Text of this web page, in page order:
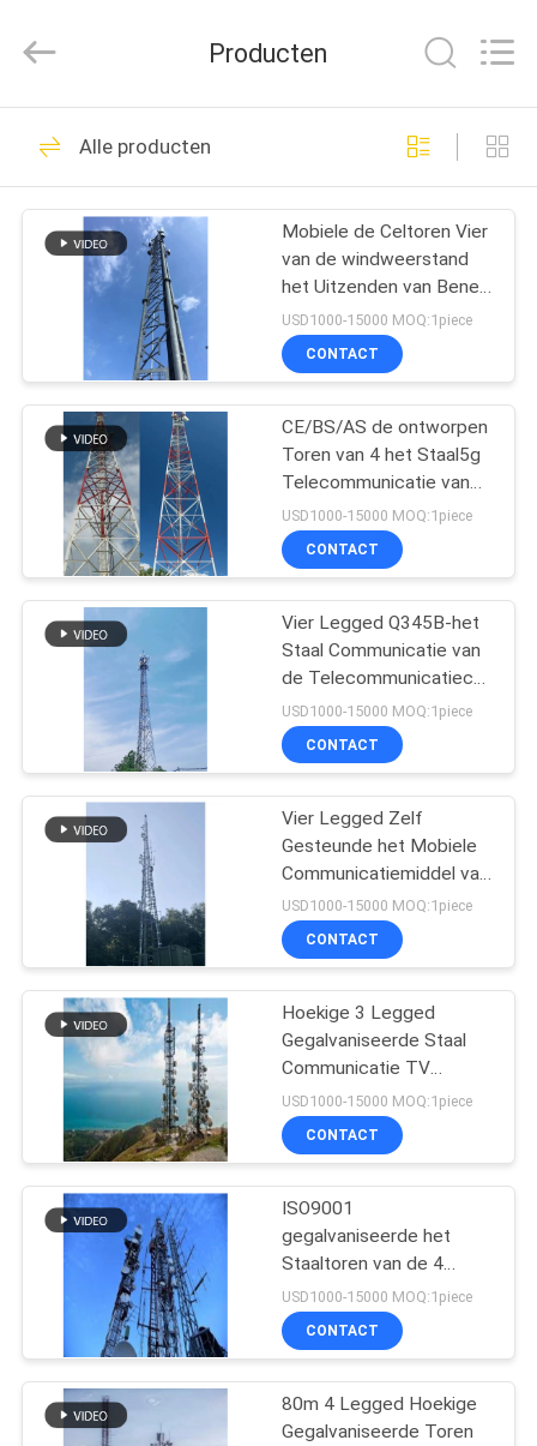
HUIS
PRODUCTEN
ONGEVEER
FABRIEKSREIS
KWALITEITSCONTROLE
CONTACTEER
ONS
NIEUWS
VERZOEK
OM
EEN
SITEMAP
PRIVACY
POLICY
Structure
All
Reserved.
De Toren van het
hoekstaal
50
Tubulaire Staaltoren
33
Monopole
Staaltoren
56
De Toren van de
Guyeddraad
70
3 Legged Toren
22
43
Producten
Alle producten
Mobiele de Celtoren Vier
van de windweerstand
het Uitzenden van Benen
Radiotv Materiaal
USD1000-15000 MOQ:1piece
CONTACT
CE/BS/AS de ontworpen
Toren van 4 het Staal5g
Telecommunicatie van
de Benenhoek met 2
Platforms
USD1000-15000 MOQ:1piece
CONTACT
Vier Legged Q345B-het
Staal Communicatie van
de Telecommunicatiecel
Torens Gegalvaniseerde
Toren
USD1000-15000 MOQ:1piece
CONTACT
Vier Legged Zelf
Gesteunde het Mobiele
Communicatiemiddel van
het Staalrooster Toren
100meters
USD1000-15000 MOQ:1piece
CONTACT
Hoekige 3 Legged
Gegalvaniseerde Staal
Communicatie TV
Antennetoren 1080m
USD1000-15000 MOQ:1piece
CONTACT
ISO9001
gegalvaniseerde het
Staaltoren van de 4
Benen Hoekige
Telecommunicatie met
Dalingsarrestatie
USD1000-15000 MOQ:1piece
CONTACT
80m 4 Legged Hoekige
Gegalvaniseerde Toren